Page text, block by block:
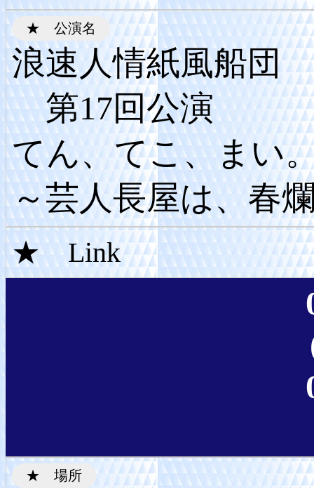
浪速人情紙風船団
第17回公演
てん、てこ、まい
～芸人長屋は、春